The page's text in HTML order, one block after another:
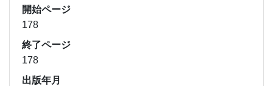
開始ページ
178
終了ページ
178
出版年月